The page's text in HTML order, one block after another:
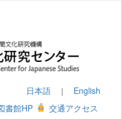
日本語 ｜ English
書館HP
交通アクセス